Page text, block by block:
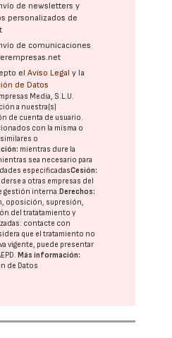
de newsletters y
personalizados de
de comunicaciones
elAviso Legal y la
de Datos
Media, S.L.U.
a nuestra(s)
de cuenta de usuario.
con la misma o
o
mientras dure la
sea necesario para
especificadasCesión:
a otras empresas del
gestión interna. Derechos:
oposición, supresión,
del tratatamiento y
contacte con
que el tratamiento no
vigente, puede presentar
. Más información:
de Datos